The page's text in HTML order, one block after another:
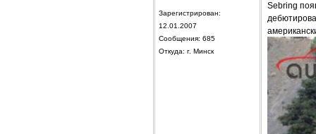
Зарегистрирован:
12.01.2007
Сообщения: 685
Откуда: г. Минск
Sebring